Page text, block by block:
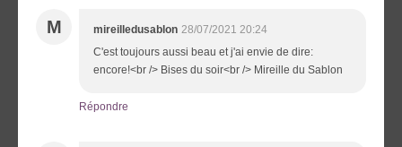
M mireilledusablon 28/07/2021 20:24
C'est toujours aussi beau et j'ai envie de dire:
encore!<br /> Bises du soir<br /> Mireille du Sablon
Répondre